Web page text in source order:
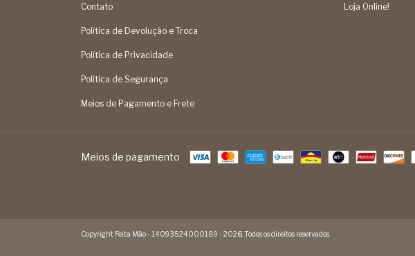
Contato
Política de Devolução e Troca
Política de Privacidade
Política de Segurança
Meios de Pagamento e Frete
Loja Online!
Meios de pagamento